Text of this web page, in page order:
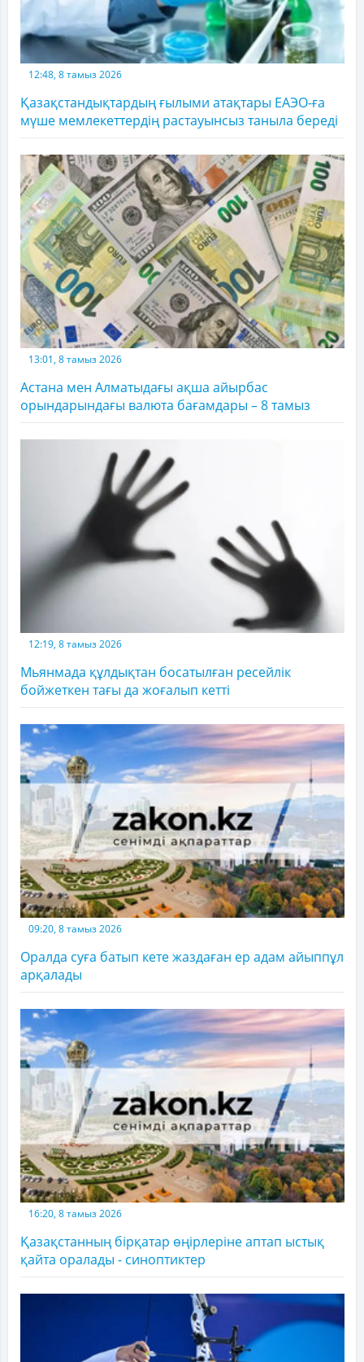
12:48, 8 тамыз 2026
Қазақстандықтардың ғылыми атақтары ЕАЭО-ға
мүше мемлекеттердің растауынсыз таныла береді
13:01, 8 тамыз 2026
Астана мен Алматыдағы ақша айырбас
орындарындағы валюта бағамдары – 8 тамыз
12:19, 8 тамыз 2026
Мьянмада құлдықтан босатылған ресейлік
бойжеткен тағы да жоғалып кетті
09:20, 8 тамыз 2026
Оралда суға батып кете жаздаған ер адам айыппұл
арқалады
16:20, 8 тамыз 2026
Қазақстанның бірқатар өңірлеріне аптап ыстық
қайта оралады - синоптиктер